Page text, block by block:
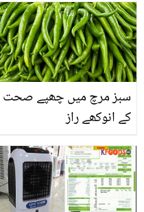
شائستہ لودھی نے نشان زدہ
کالی جلد کو ختم کرنے کے
لئے کون سا طریقہ بتایا؟
سبز مرچ میں چھپے صحت
کے انوکھے راز